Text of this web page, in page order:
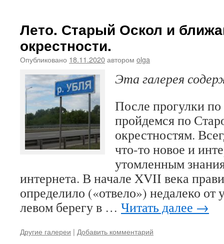
Лето. Старый Оскол и
окрестности.
Опубликовано 18.11.2020автором olga
Эта галерея
После прогулки
пройдемся по
окрестностям.
что-то новое и
утомленным
интернета. В начале XVII века
определило («отвело») недалеко от
левом берегу в … Читать далее →
Другие галереи | Добавить комментарий